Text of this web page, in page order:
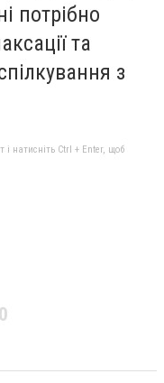
потрібно
та
з
і натисніть Ctrl + Enter, щоб